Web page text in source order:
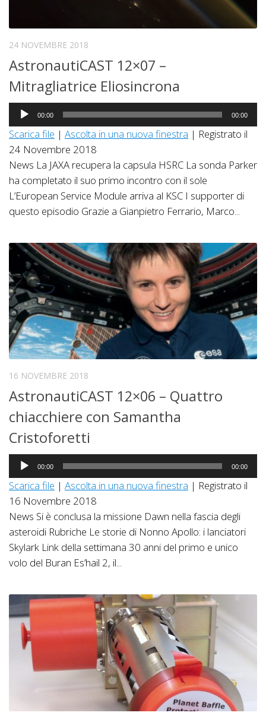
24 NOVEMBRE 2018
AstronautiCAST 12×07 –
Mitragliatrice Eliosincrona
Audio
Player
00:00 00:00
Scarica file | Ascolta in una nuova finestra | Registrato il
24 Novembre 2018
News La JAXA recupera la capsula HSRC La sonda Parker
ha completato il suo primo incontro con il sole
L’European Service Module arriva al KSC I supporter di
questo episodio Grazie a Gianpietro Ferrario, Marco...
16 NOVEMBRE 2018
AstronautiCAST 12×06 – Quattro
chiacchiere con Samantha
Cristoforetti
Audio
Player
00:00 00:00
Scarica file | Ascolta in una nuova finestra | Registrato il
16 Novembre 2018
News Si è conclusa la missione Dawn nella fascia degli
asteroidi Rubriche Le storie di Nonno Apollo: i lanciatori
Skylark Link della settimana 30 anni del primo e unico
volo del Buran Es’hail 2, il...